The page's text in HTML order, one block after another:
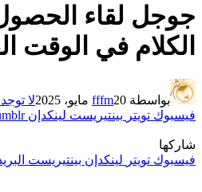
جوجل لقاء
الكلام في الوقت
بواسطة fffm20 مايو، 2025 لا توجد
فيسبوك تويتر بينتيريست لينكدإن
شاركها
فيسبوك تويتر لينكدإن بينتيريست